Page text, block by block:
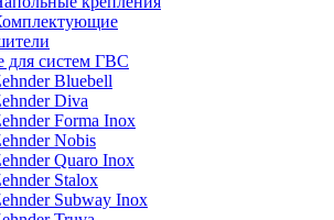
для систем ГВС
Bluebell
Diva
Forma Inox
Nobis
Quaro Inox
Stalox
Subway Inox